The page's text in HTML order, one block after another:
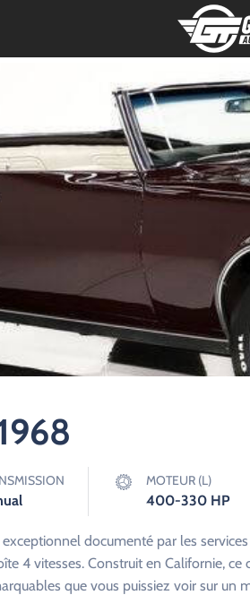
MOTEUR (L)
400-330 HP
documenté par les
4 vitesses. Construit en Californie, ce
que vous puissiez voir sur un